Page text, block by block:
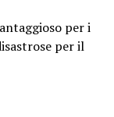
per i
per il